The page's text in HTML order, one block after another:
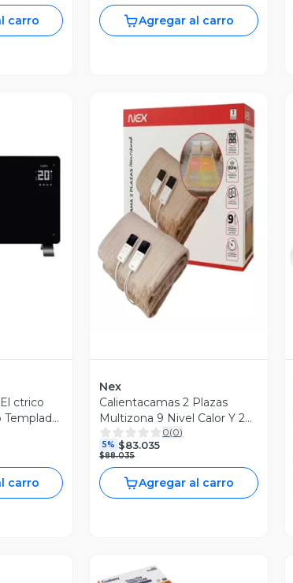
carro Agregar al carro
ctrico
Templado
carro
Vista Previa
Nex
Calientacamas 2 Plazas
Multizona 9 Nivel Calor Y 2
Controles
0(0)
5% $83.035
$88.035
Agregar al carro